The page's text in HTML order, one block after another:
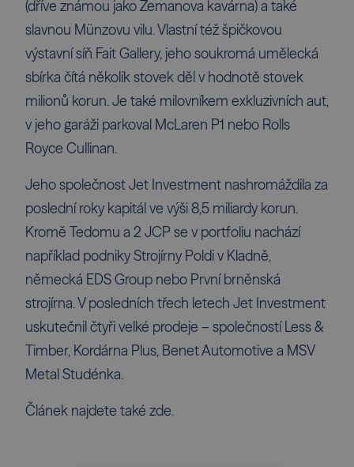
(dříve známou jako Zemanova kavárna) a také
slavnou Münzovu vilu. Vlastní též špičkovou
výstavní síň Fait Gallery, jeho soukromá umělecká
sbírka čítá několik stovek děl v hodnotě stovek
milionů korun. Je také milovníkem exkluzivních aut,
v jeho garáži parkoval McLaren P1 nebo Rolls
Royce Cullinan.
Jeho společnost Jet Investment nashromáždila za
poslední roky kapitál ve výši 8,5 miliardy korun.
Kromě Tedomu a 2 JCP se v portfoliu nachází
například podniky Strojírny Poldi v Kladně,
německá EDS Group nebo První brněnská
strojírna. V posledních třech letech Jet Investment
uskutečnil čtyři velké prodeje – společností Less &
Timber, Kordárna Plus, Benet Automotive a MSV
Metal Studénka.
Článek najdete také zde.